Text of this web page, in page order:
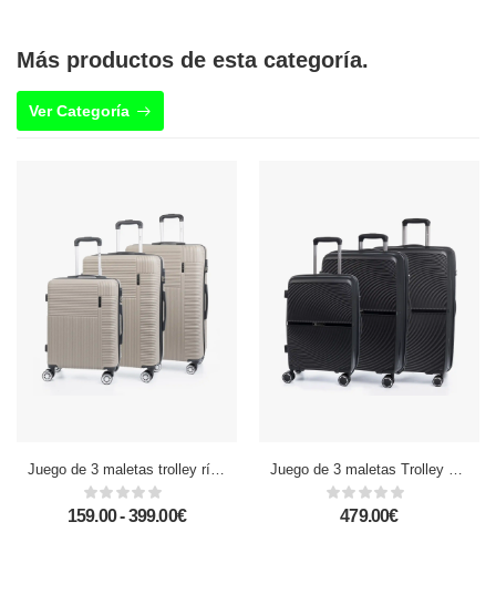
Más productos de esta categoría.
Ver Categoría
Juego de 3 maletas trolley rígidas ultraligeras, de ABS de alta resistencia. Cerradura numérica, 4 ruedas dobles giratorias 360°.
159.00 - 399.00€
Juego de 3 maletas Trolley extensibles, en material ligero PP resistente a la rotura. Cerradura TSA numérica, 4 ruedas dobles giratorias 360°.
479.00€